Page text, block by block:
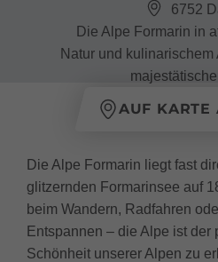
6752
Die Alpe Formarin in
Natur und
AUF KARTE
Die Alpe Formarin liegt fast
glitzernden Formarinsee auf
beim Wandern, Radfahren
Entspannen – die Alpe ist der
Schönheit unserer Alpen zu